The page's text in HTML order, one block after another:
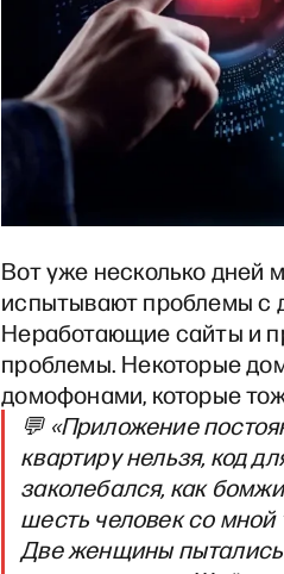
Вот уже несколько дней
испытывают проблемы с
Неработающие сайты и
проблемы. Некоторые
домофонами, которые
💬 «Приложение
квартиру нельзя, код
заколебался, как
шесть человек со мной
Две женщины